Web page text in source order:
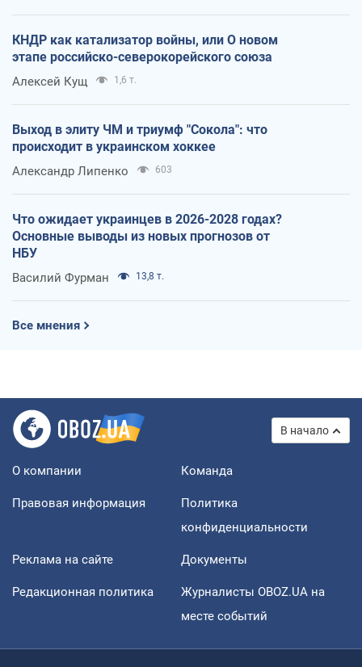
КНДР как катализатор войны, или О новом
этапе российско-северокорейского союза
Алексей Кущ 1,6 т.
Выход в элиту ЧМ и триумф "Сокола": что
происходит в украинском хоккее
Александр Липенко 603
Что ожидает украинцев в 2026-2028 годах?
Основные выводы из новых прогнозов от
НБУ
Василий Фурман 13,8 т.
Все мнения
В начало
О компании Команда
Правовая информация
Политика
конфиденциальности
Реклама на сайте Документы
Редакционная политика
Журналисты OBOZ.UA на
месте событий